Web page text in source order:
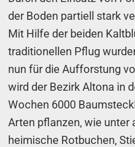
der Boden partiell stark
Mit Hilfe der beiden
traditionellen Pflug
nun für die Aufforstung
wird der Bezirk Altona in
Wochen 6000
Arten pflanzen, wie unter
heimische Rotbuchen,